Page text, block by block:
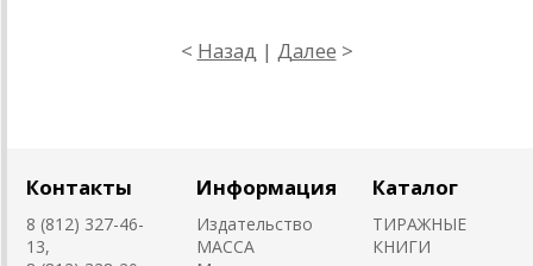
< Назад | Далее >
Контакты
8 (812) 327-46-
13,
Информация
Издательство
MACCA
Каталог
ТИРАЖНЫЕ
КНИГИ